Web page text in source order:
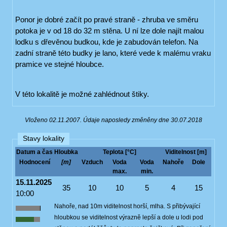
Ponor je dobré začít po pravé straně - zhruba ve směru
potoka je v od 18 do 32 m stěna. U ní lze dole najít malou
lodku s dřevěnou budkou, kde je zabudován telefon. Na
zadní straně této budky je lano, které vede k malému vraku
pramice ve stejné hloubce.
V této lokalitě je možné zahlédnout štiky.
Vloženo 02.11.2007. Údaje naposledy změněny dne 30.07.2018
Stavy lokality
Datum a čas Hloubka Teplota [°C]
Viditelnost [m]
Hodnocení
[m] Vzduch
Voda
max.
Voda
min.
Nahoře Dole
15.11.2025
10:00
35 10 10 5 4 15
Nahoře, nad 10m viditelnost horší, mlha. S přibývající
hloubkou se viditelnost výrazně lepší a dole u lodi pod